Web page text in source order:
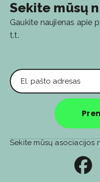
Sekite mūsų
Gaukite naujienas apie
t.t.
Sekite mūsų asociacijos